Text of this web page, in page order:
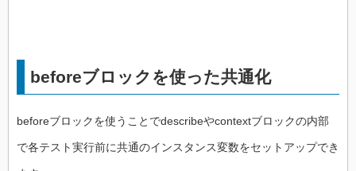
beforeブロックを使った共通化
beforeブロックを使うことでdescribeやcontextブロックの内部
で各テスト実行前に共通のインスタンス変数をセットアップでき